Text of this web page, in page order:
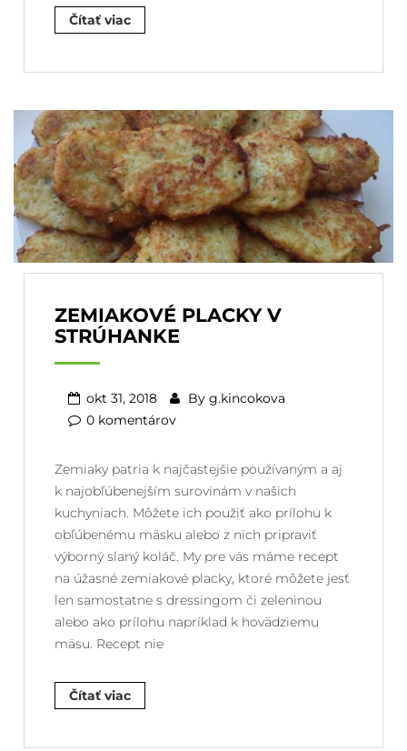
Čítať viac
ZEMIAKOVÉ PLACKY V
STRÚHANKE
okt 31, 2018 By g.kincokova
0 komentárov
Zemiaky patria k najčastejšie používaným a aj
k najobľúbenejším surovinám v našich
kuchyniach. Môžete ich použiť ako prílohu k
obľúbenému mäsku alebo z nich pripraviť
výborný slaný koláč. My pre vás máme recept
na úžasné zemiakové placky, ktoré môžete jesť
len samostatne s dressingom či zeleninou
alebo ako prílohu napríklad k hovädziemu
mäsu. Recept nie
Čítať viac